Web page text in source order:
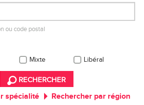
ou code postal
Mixte Libéral
RECHERCHER
spécialité Rechercher par région